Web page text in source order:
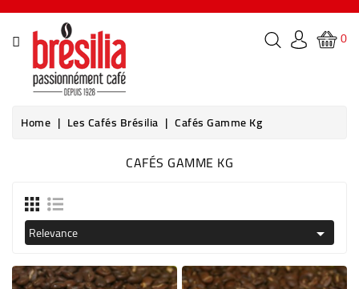
CATEGORY
PAGINDEX
CAFÉS
BOISSONS
COCKTAILS
0
Home Les Cafés Brésilia Cafés Gamme Kg
CAFÉS GAMME KG
Relevance 